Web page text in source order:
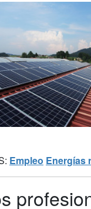
Empleo Energías